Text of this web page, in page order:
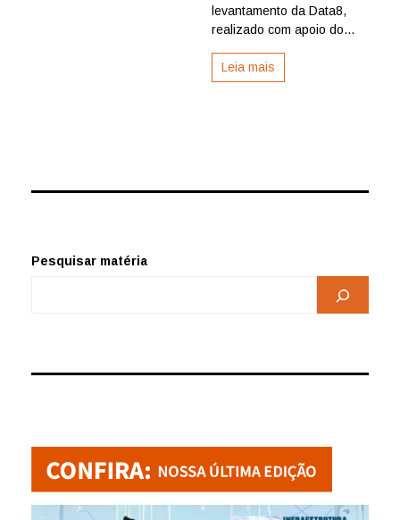
levantamento da Data8,
realizado com apoio do...
Leia mais
Pesquisar matéria